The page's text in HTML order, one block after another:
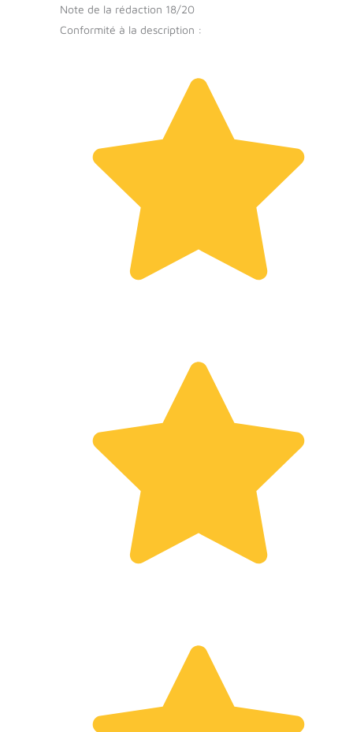
Note de la rédaction 18/20
Conformité à la description :